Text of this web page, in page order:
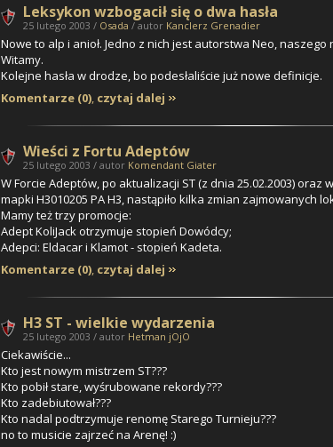
Leksykon wzbogacił się o dwa hasła
25 lutego 2003 / Osada / autor Kanclerz Grenadier
Nowe to alp i anioł. Jedno z nich jest autorstwa Neo, naszego
Witamy.
Kolejne hasła w drodze, bo podesłaliście już nowe definicje.
Komentarze (0), czytaj dalej
Wieści z Fortu Adeptów
25 lutego 2003 / autor Komendant Giater
W Forcie Adeptów, po aktualizacji ST (z dnia 25.02.2003) oraz
mapki H3010205 PA H3, nastąpiło kilka zmian zajmowanych
Mamy też trzy promocje:
AdeptKoliJackotrzymuje stopień Dowódcy;
Adepci: Eldacari Klamot- stopień Kadeta.
Komentarze (0), czytaj dalej
H3 ST - wielkie wydarzenia
25 lutego 2003 / autor Hetman jOjO
Ciekawiście...
Kto jest nowym mistrzem ST???
Kto pobił stare, wyśrubowane rekordy???
Kto zadebiutował???
Kto nadal podtrzymuje renomę Starego Turnieju???
no to musicie zajrzeć na Arenę! :)